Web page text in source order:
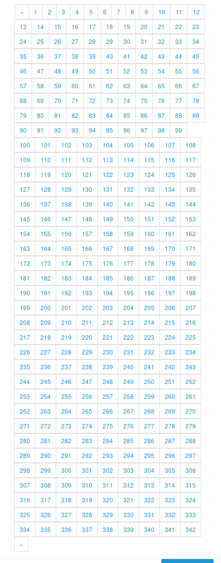
« 1 2 3 4 5 6 7 8 9 10 11
12
13
14 15 16 17 18 19 20 21 22
23
24
25 26 27 28 29 30 31 32 33
34
35
36 37 38 39 40 41 42 43 44
45
46
47 48 49 50 51 52 53 54 55
56
57
58 59 60 61 62 63 64 65 66
67
68
69 70 71 72 73 74 75 76 77
78
79
80 81 82 83 84 85 86 87 88
89
90
91 92 93 94 95 96 97 98
99
100
101 102 103 104 105 106 107
108
109
110 111 112 113 114 115 116
117
118
119 120 121 122 123 124 125
126
127
128 129 130 131 132 133 134
135
136
137 138 139 140 141 142 143
144
145
146 147 148 149 150 151 152
153
154
155 156 157 158 159 160 161
162
163
164 165 166 167 168 169 170
171
172
173 174 175 176 177 178 179
180
181
182 183 184 185 186 187 188
189
190
191 192 193 194 195 196 197
198
199
200 201 202 203 204 205 206
207
208
209 210 211 212 213 214 215
216
217
218 219 220 221 222 223 224
225
226
227 228 229 230 231 232 233
234
235
236 237 238 239 240 241 242
243
244
245 246 247 248 249 250 251
252
253
254 255 256 257 258 259 260
261
262
263 264 265 266 267 268 269
270
271
272 273 274 275 276 277 278
279
280
281 282 283 284 285 286 287
288
289
290 291 292 293 294 295 296
297
298
299 300 301 302 303 304 305
306
307
308 309 310 311 312 313 314
315
316
317 318 319 320 321 322 323
324
325
326 327 328 329 330 331 332
333
334
335 336 337 338 339 340 341
342
»